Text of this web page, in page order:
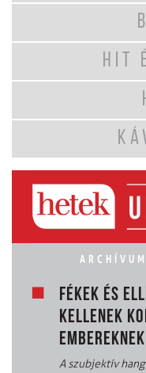
HIT
FÉKEK ÉS
KELLENEK
A szubjektív